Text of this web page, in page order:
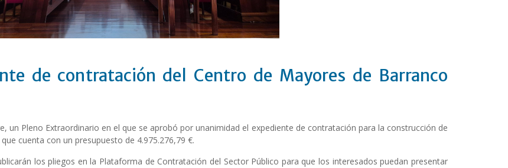
de contratación del Centro de Mayores de Barranco
un Pleno Extraordinario en el que se aprobó por unanimidad el expediente de contratación para la construcción de
cuenta con un presupuesto de 4.975.276,79 €.
los pliegos en la Plataforma de Contratación del Sector Público para que los interesados puedan presentar